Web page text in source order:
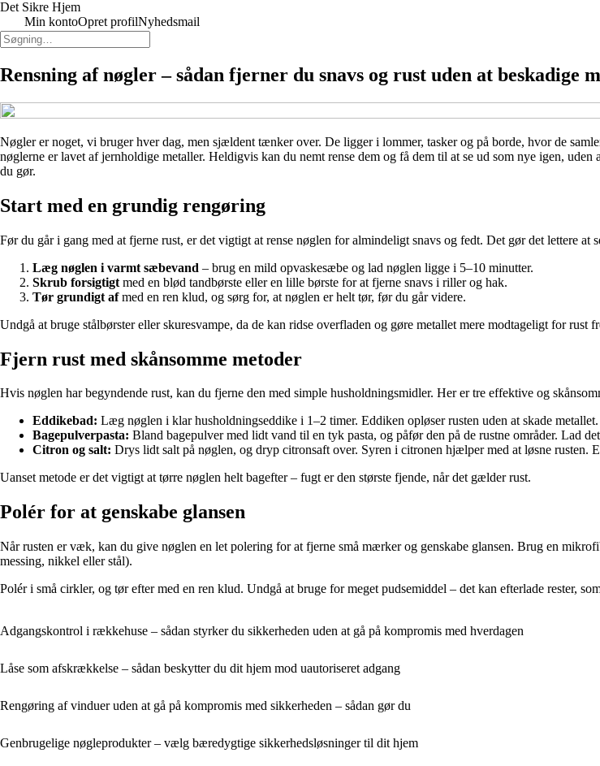
Det Sikre Hjem
Min kontoOpret profilNyhedsmail
Rensning af nøgler – sådan fjerner du snavs og rust uden at beskadige
Nøgler er noget, vi bruger hver dag, men sjældent tænker over. De ligger i lommer, tasker og på borde, hvor de
nøglerne er lavet af jernholdige metaller. Heldigvis kan du nemt rense dem og få dem til at se ud som nye igen,
du gør.
Start med en grundig rengøring
Før du går i gang med at fjerne rust, er det vigtigt at rense nøglen for almindeligt snavs og fedt. Det gør det lettere
Læg nøglen i varmt sæbevand – brug en mild opvaskesæbe og lad nøglen ligge i 5–10 minutter.
Skrub forsigtigt med en blød tandbørste eller en lille børste for at fjerne snavs i riller og hak.
Tør grundigt afmed en ren klud, og sørg for, at nøglen er helt tør, før du går videre.
Undgå at bruge stålbørster eller skuresvampe, da de kan ridse overfladen og gøre metallet mere modtageligt for rust
Fjern rust med skånsomme metoder
Hvis nøglen har begyndende rust, kan du fjerne den med simple husholdningsmidler. Her er tre effektive og
Eddikebad: Læg nøglen i klar husholdningseddike i 1–2 timer. Eddiken opløser rusten uden at skade
Bagepulverpasta: Bland bagepulver med lidt vand til en tyk pasta, og påfør den på de rustne områder. Lad
Citron og salt: Drys lidt salt på nøglen, og dryp citronsaft over. Syren i citronen hjælper med at løsne rusten.
Uanset metode er det vigtigt at tørre nøglen helt bagefter – fugt er den største fjende, når det gælder rust.
Polér for at genskabe glansen
Når rusten er væk, kan du give nøglen en let polering for at fjerne små mærker og genskabe glansen. Brug en
messing, nikkel eller stål).
Polér i små cirkler, og tør efter med en ren klud. Undgå at bruge for meget pudsemiddel – det kan efterlade rester,
Adgangskontrol i rækkehuse – sådan styrker du sikkerheden uden at gå på kompromis med hverdagen
Låse som afskrækkelse – sådan beskytter du dit hjem mod uautoriseret adgang
Rengøring af vinduer uden at gå på kompromis med sikkerheden – sådan gør du
Genbrugelige nøgleprodukter – vælg bæredygtige sikkerhedsløsninger til dit hjem